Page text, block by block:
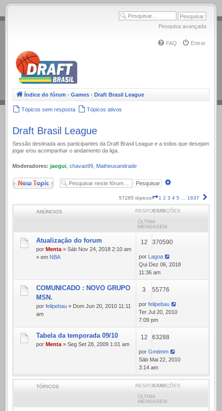
.
Pesquisa avançada
FAQ Entrar
Índice do fórum ‹ Games ‹ Draft Brasil League
Tópicos sem resposta Tópicos ativos
Draft Brasil League
Sessão destinada aos participantes da Draft Brasil League e a todos que desejam
jogar e/ou acompanhar o andamento da liga.
Moderadores: jaogui chavao99 Matheusandrade
Novo Tópico
57285 tópicos Página
1
de
1 2 3 4 5 … 1637
ANÚNCIOS RESPOSTASEXIBIÇÕES
ÚLTIMA
MENSAGEM
Atualização do forum
por Menta » Sáb Nov 24, 2018 2:10 am
» em NBA
12 370590
por
Lagoa
Qui Dez 06, 2018
11:36 am
COMUNICADO : NOVO GRUPO
MSN.
por felipebau » Dom Jun 20, 2010 11:11
am
3 55776
por felipebau
Ter Jul 20, 2010
7:09 pm
Tabela da temporada 09/10
por Menta » Seg Set 28, 2009 1:01 am
12 63288
por Gmtimm
Sáb Mai 22, 2010
3:14 am
TÓPICOS RESPOSTASEXIBIÇÕES
ÚLTIMA
MENSAGEM